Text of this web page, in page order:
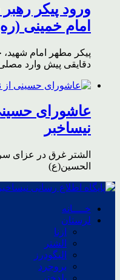
ورود پیکر
امام خمینی
پیکر مطهر امام
دقایقی پیش وارد
عاشورای
نیساخبر
الشتر غرق در عزای
الحسین(ع)
خــــانه
لرستان
ازنا
الشتر
الیگودرز
بروجرد